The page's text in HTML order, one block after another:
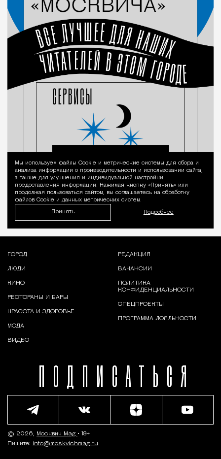
Уведомление
Мы используем файлы Сookie и метрические системы для сбора и
анализа информации о производительности и использовании сайта,
а также для улучшения и индивидуальной настройки
предоставления информации. Нажимая кнопку «Принять» или
продолжая пользоваться сайтом, вы соглашаетесь на обработку
файлов Cookie и данных метрических систем.
Принять Подробнее
ПОДПИСАТЬСЯ
ГОРОД
ЛЮДИ
КИНО
РЕСТОРАНЫ И БАРЫ
КРАСОТА И ЗДОРОВЬЕ
МОДА
ВИДЕО
РЕДАКЦИЯ
ВАКАНСИИ
ПОЛИТИКА
КОНФИДЕНЦИАЛЬНОСТИ
СПЕЦПРОЕКТЫ
ПРОГРАММА ЛОЯЛЬНОСТИ
© 2026, Москвич Mag • 18+
Пишите: info@moskvichmag.ru